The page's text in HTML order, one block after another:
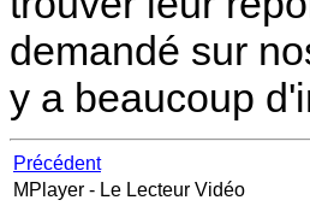
demandé sur
y a beaucoup
Précédent
MPlayer - Le Lecteur Vidéo